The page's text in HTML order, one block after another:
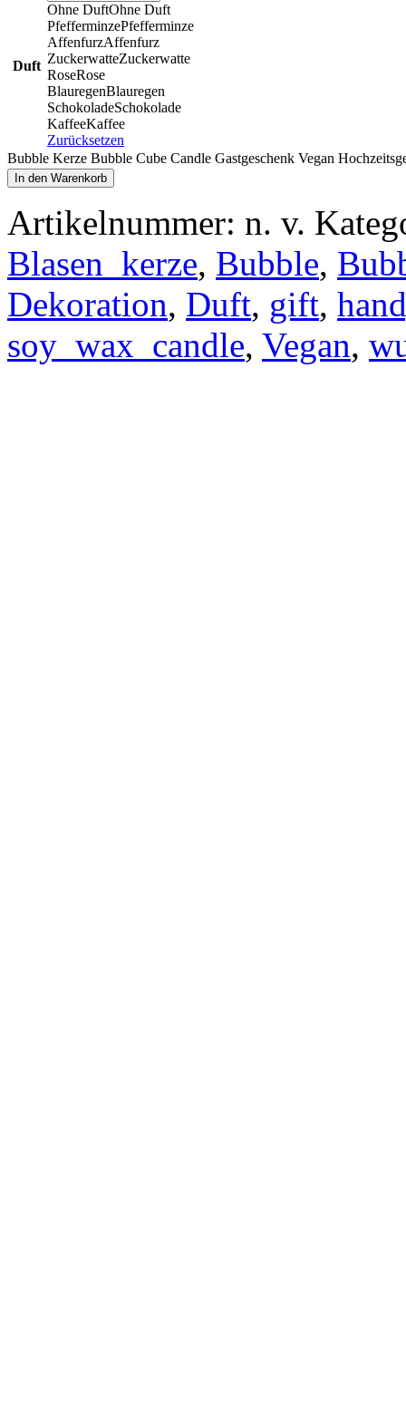
Duft
Ohne DuftOhne Duft
PfefferminzePfefferminze
AffenfurzAffenfurz
ZuckerwatteZuckerwatte
RoseRose
BlauregenBlauregen
SchokoladeSchokolade
KaffeeKaffee
Zurücksetzen
Bubble Kerze Bubble Cube Candle Gastgeschenk Vegan
In den Warenkorb
Artikelnummer: n. v.
Blasen_kerze, Bubble,
Dekoration, Duft, gift,
soy_wax_candle, Vegan,